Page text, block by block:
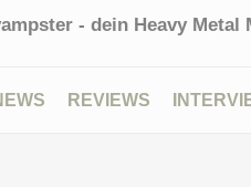
- dein Heavy Metal
REVIEWS